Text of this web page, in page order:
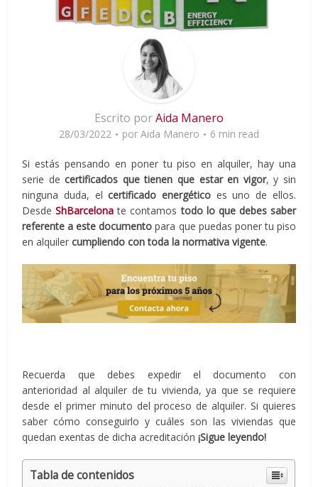
Escrito porAida Manero
28/03/2022 por Aida Manero 6 min read
Si estás pensando en poner tu piso en alquiler, hay una
serie decertificados que tienen que estar en vigor, y sin
ninguna duda, elcertificado energético es uno de ellos.
DesdeShBarcelona te contamostodo lo que debes saber
referente a este documento para que puedas poner tu piso
en alquilercumpliendo con toda la normativa vigente.
Recuerda que debes expedir el documento con
anterioridad al alquiler de tu vivienda, ya que se requiere
desde el primer minuto del proceso de alquiler. Si quieres
saber cómo conseguirlo y cuáles son las viviendas que
quedan exentas de dicha acreditación¡Sigue leyendo!
Tabla de contenidos